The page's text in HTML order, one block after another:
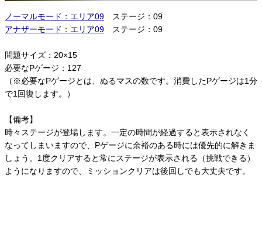
ノーマルモード：エリア09 ステージ：09
アナザーモード：エリア09 ステージ：09
問題サイズ：20×15
必要なPゲージ：127
（※必要なPゲージとは、ぬるマスの数です。消費したPゲージは1分
で1回復します。）
【備考】
時々ステージが登場します。一定の時間が経過すると表示されなく
なってしまいますので、Pゲージに余裕のある時には優先的に解きま
しょう。1度クリアすると常にステージが表示される（挑戦できる）
ようになりますので、ミッションクリアは後回しでも大丈夫です。